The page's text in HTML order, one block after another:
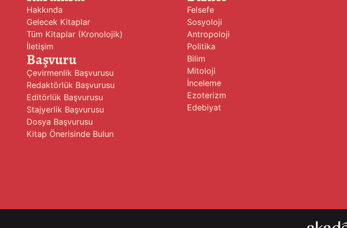
Hakkında
Gelecek Kitaplar
Tüm Kitaplar (Kronolojik)
İletişim
Başvuru
Çevirmenlik Başvurusu
Redaktörlük Başvurusu
Editörlük Başvurusu
Stajyerlik Başvurusu
Dosya Başvurusu
Kitap Önerisinde Bulun
Felsefe
Sosyoloji
Antropoloji
Politika
Bilim
Mitoloji
İnceleme
Ezoterizm
Edebiyat